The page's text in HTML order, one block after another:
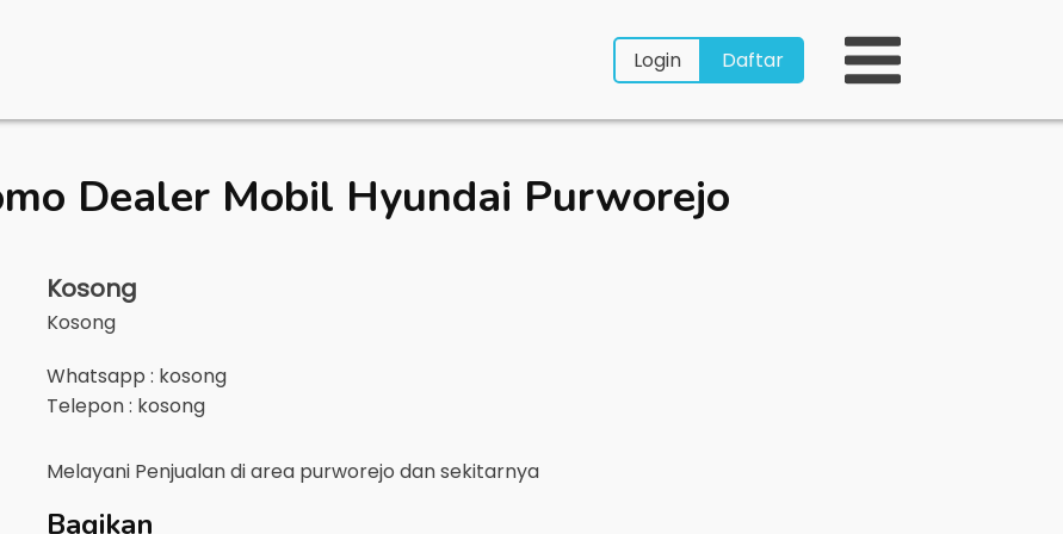
Login Daftar
Dealer Mobil Hyundai Purworejo
Kosong
Kosong
Whatsapp : kosong
Telepon : kosong
Melayani Penjualan di area purworejo dan sekitarnya
Bagikan